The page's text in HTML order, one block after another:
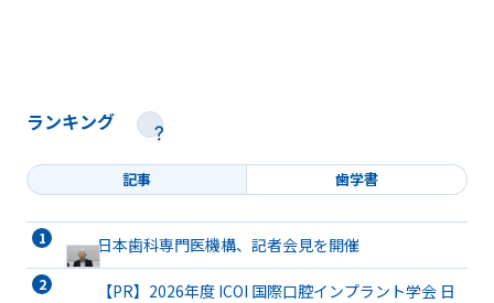
ランキング
記事 歯学書
日本歯科専門医機構、記者会見を開催
【PR】2026年度 ICOI 国際口腔インプラント学会 日